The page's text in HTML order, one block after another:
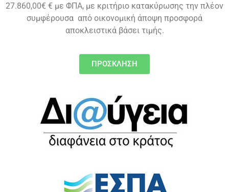
27.860,00€ € με ΦΠΑ, με κριτήριο κατακύρωσης την πλέον
συμφέρουσα από οικονομική άποψη προσφορά
αποκλειστικά βάσει τιμής.
ΠΡΟΣΚΛΗΣΗ